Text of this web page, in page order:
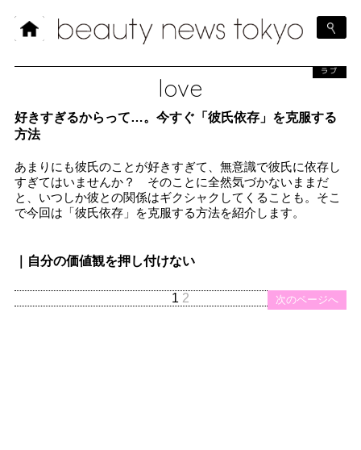
love
ラブ
好きすぎるからって…。今すぐ「彼氏依存」を克服する
方法
あまりにも彼氏のことが好きすぎて、無意識で彼氏に依存し
すぎてはいませんか？ そのことに全然気づかないままだ
と、いつしか彼との関係はギクシャクしてくることも。そこ
で今回は「彼氏依存」を克服する方法を紹介します。
｜自分の価値観を押し付けない
次のページへ
1 2